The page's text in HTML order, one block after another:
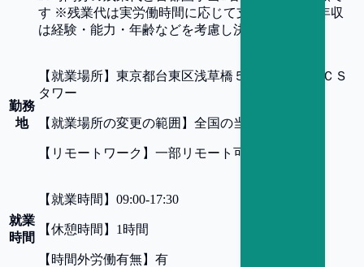
す ※残業代は実労働時間に応じて支給します ※年収
は経験・能力・年齢などを考慮し決定します
勤務
地
【 就業場所】 東京都台東区浅草橋５丁目２０−８ ＣＳ
タワー
【 就業場所の変更の範囲 】 全国の当社拠点
【 リモートワーク 】 一部リモート可
就業
時間
【 就業時間 】 09:00-17:30
【休憩時間 】 1時間
【 時間外労働有無】 有